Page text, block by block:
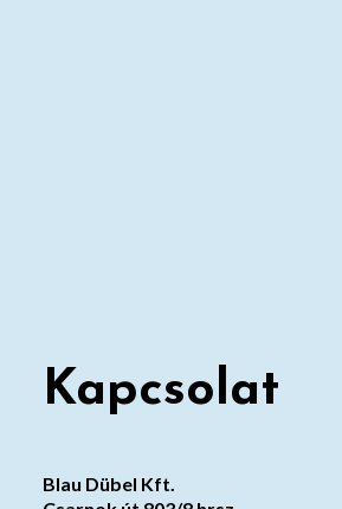
Kapcsolat
Blau Dübel Kft.